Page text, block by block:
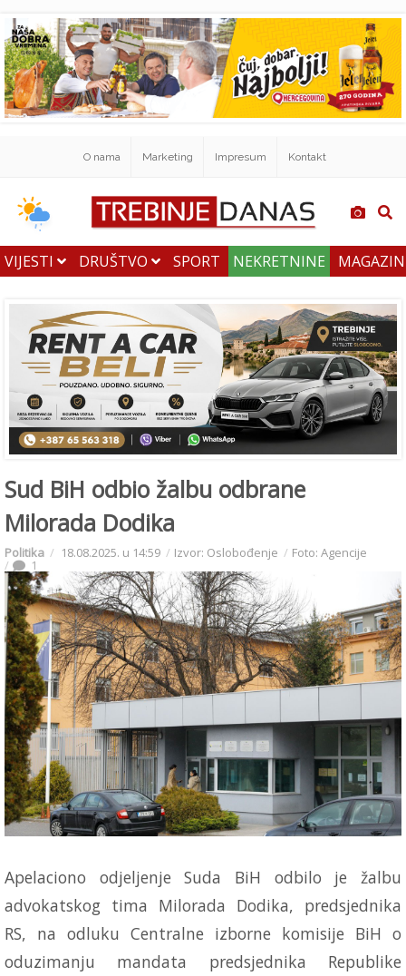
O nama Marketing Impresum Kontakt
VIJESTI DRUŠTVO SPORT NEKRETNINE
Sud BiH odbio žalbu odbrane
Milorada Dodika
Politika 18.08.2025. u 14:59 Izvor: Oslobođenje Foto: Agencije
1
Apelaciono odjeljenje Suda BiH odbilo je žalbu
advokatskog tima Milorada Dodika, predsjednika
RS, na odluku Centralne izborne komisije BiH o
oduzimanju mandata predsjednika Republike